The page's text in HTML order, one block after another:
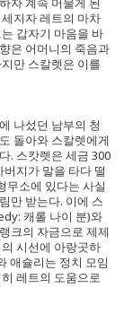
지자 레트의 마차
갑자기 마음을 바
은 어머니의 죽음과
만 스칼렛은 이를
나섰던 남부의 청
돌아와 스칼렛에게
. 스캇렛은 세금 300
지가 말을 타다 떨
무소에 있다는 사실
만 받는다. 이에 스
캐롤 나이 분)와
크의 자금으로 제제
시선에 아랑곳하
애슐리는 정치 모임
레트의 도움으로